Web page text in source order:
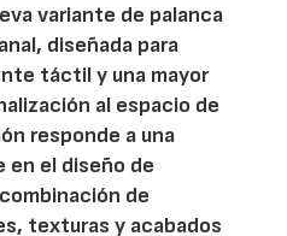
variante de palanca
diseñada para
táctil y una mayor
al espacio de
responde a una
el diseño de
de
texturas y acabados